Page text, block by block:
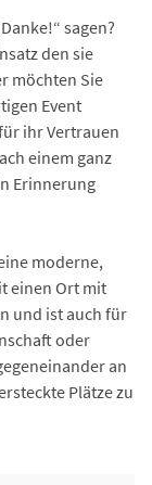
sagen?
den sie
möchten Sie
Event
ihr Vertrauen
einem ganz
Erinnerung
moderne,
einen Ort mit
und ist auch für
oder
an
Plätze zu